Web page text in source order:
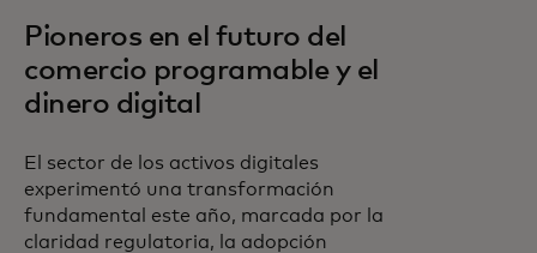
Pioneros en el futuro del
comercio programable y el
dinero digital
El sector de los activos digitales
experimentó una transformación
fundamental este año, marcada por la
claridad regulatoria, la adopción